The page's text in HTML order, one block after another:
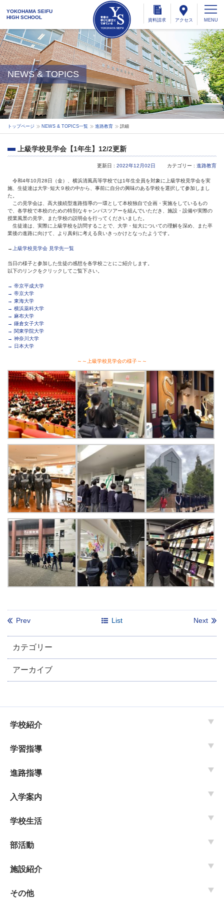
YOKOHAMA SEIFU
HIGH SCHOOL
資料請求 アクセス
NEWS & TOPICS
トップページ NEWS & TOPICS一覧 進路教育 詳細
上級学校見学会【1年生】12/2更新
更新日 : 2022年12月02日 カテゴリー : 進路教育
令和4年10月28日（金）、横浜清風高等学校では1年生全員を対象に上級学校見学会を実
施、生徒達は大学･短大９校の中から、事前に自分の興味のある学校を選択して参加しまし
た。
この見学会は、高大接続型進路指導の一環として本校独自で企画・実施をしているもの
で、各学校で本校のための特別なキャンパスツアーを組んでいただき、施設・設備や実際の
授業風景の見学、また学校の説明会を行ってくださいました。
生徒達は、実際に上級学校を訪問することで、大学・短大についての理解を深め、また卒
業後の進路に向けて、より真剣に考える良いきっかけとなったようです。
→上級学校見学会 見学先一覧
当日の様子と参加した生徒の感想を各学校ごとにご紹介します。
以下のリンクをクリックしてご覧下さい。
→ 帝京平成大学
→ 帝京大学
→ 東海大学
→ 横浜薬科大学
→ 麻布大学
→ 鎌倉女子大学
→ 関東学院大学
→ 神奈川大学
→ 日本大学
～～上級学校見学会の様子～～
Prev List Next
カテゴリー
アーカイブ
学校紹介
学習指導
進路指導
入学案内
学校生活
部活動
施設紹介
その他